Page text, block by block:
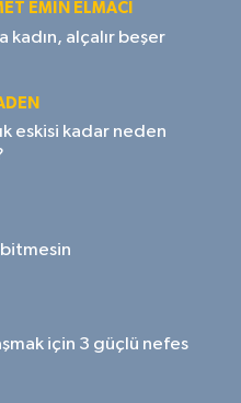
EMIN ELMACI
kadın, alçalır beşer
eskisi kadar neden
için 3 güçlü nefes